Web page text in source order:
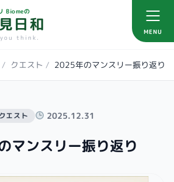
Biomeの
日和
think.
MENU
/ クエスト / 2025年のマンスリー振り返り
クエスト 2025.12.31
マンスリー振り返り